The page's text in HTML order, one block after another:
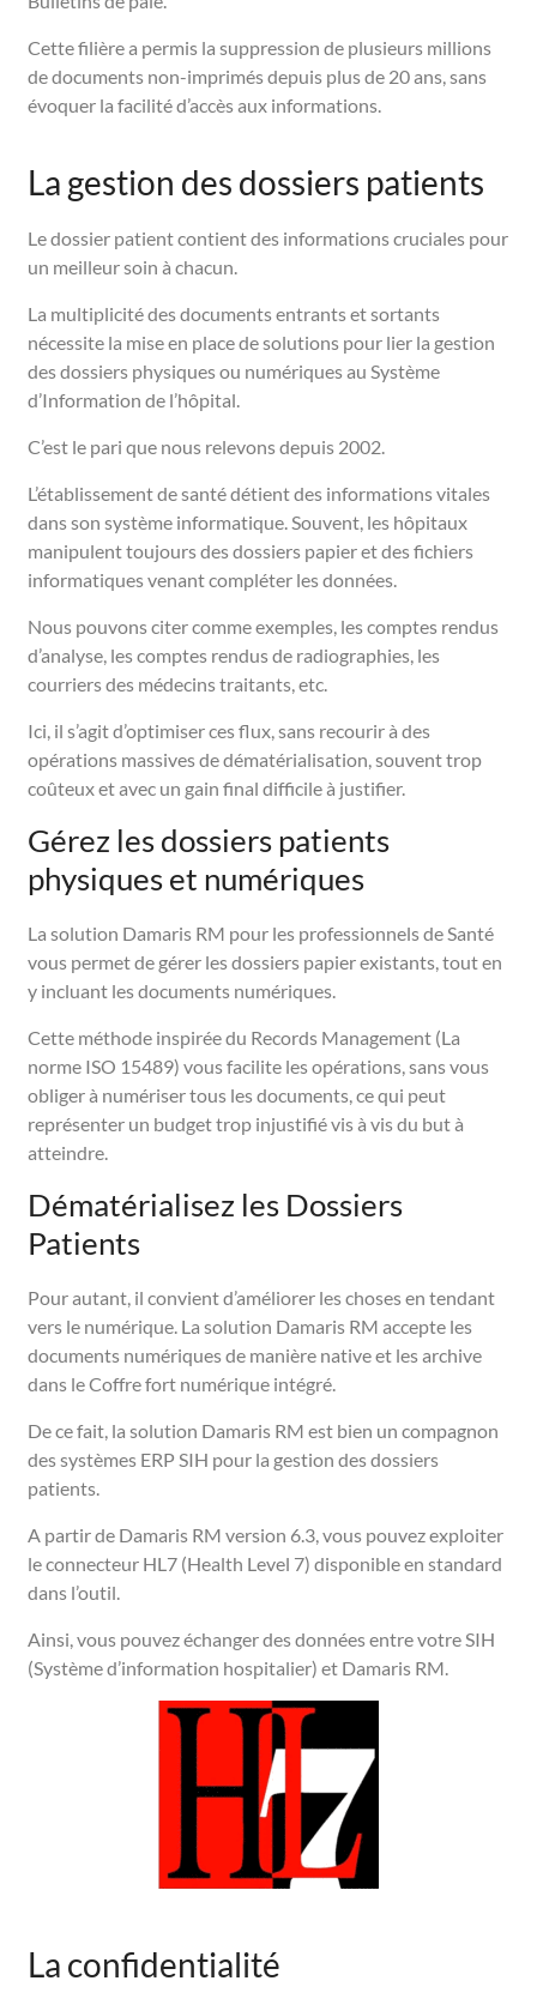
Cette filière a permis la suppression de plusieurs millions
de documents non-imprimés depuis plus de 20 ans, sans
évoquer la facilité d’accès aux informations.
La gestion des dossiers patients
Le dossier patient contient des informations cruciales pour
un meilleur soin à chacun.
La multiplicité des documents entrants et sortants
nécessite la mise en place de solutions pour lier la gestion
des dossiers physiques ou numériques au Système
d’Information de l’hôpital.
C’est le pari que nous relevons depuis 2002.
L’établissement de santé détient des informations vitales
dans son système informatique. Souvent, les hôpitaux
manipulent toujours des dossiers papier et des fichiers
informatiques venant compléter les données.
Nous pouvons citer comme exemples, les comptes rendus
d’analyse, les comptes rendus de radiographies, les
courriers des médecins traitants, etc.
Ici, il s’agit d’optimiser ces flux, sans recourir à des
opérations massives de dématérialisation, souvent trop
coûteux et avec un gain final difficile à justifier.
Gérez les dossiers patients
physiques et numériques
La solution Damaris RM pour les professionnels de Santé
vous permet de gérer les dossiers papier existants, tout en
y incluant les documents numériques.
Cette méthode inspirée du Records Management (La
norme ISO 15489) vous facilite les opérations, sans vous
obliger à numériser tous les documents, ce qui peut
représenter un budget trop injustifié vis à vis du but à
atteindre.
Dématérialisez les Dossiers
Patients
Pour autant, il convient d’améliorer les choses en tendant
vers le numérique. La solution Damaris RM accepte les
documents numériques de manière native et les archive
dans le Coffre fort numérique intégré.
De ce fait, la solution Damaris RM est bien un compagnon
des systèmes ERP SIH pour la gestion des dossiers
patients.
A partir de Damaris RM version 6.3, vous pouvez exploiter
le connecteur HL7 (Health Level 7) disponible en standard
dans l’outil.
Ainsi, vous pouvez échanger des données entre votre SIH
(Système d’information hospitalier) et Damaris RM.
La confidentialité